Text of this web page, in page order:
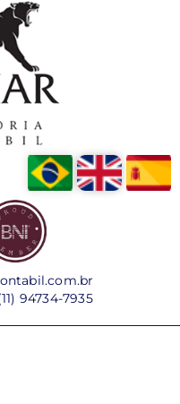
94734-7935